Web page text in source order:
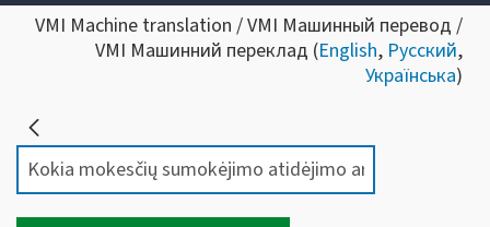
VMI Machine translation / VMI Машинный перевод /
VMI Машинний переклад (English, Русский,
Українська)